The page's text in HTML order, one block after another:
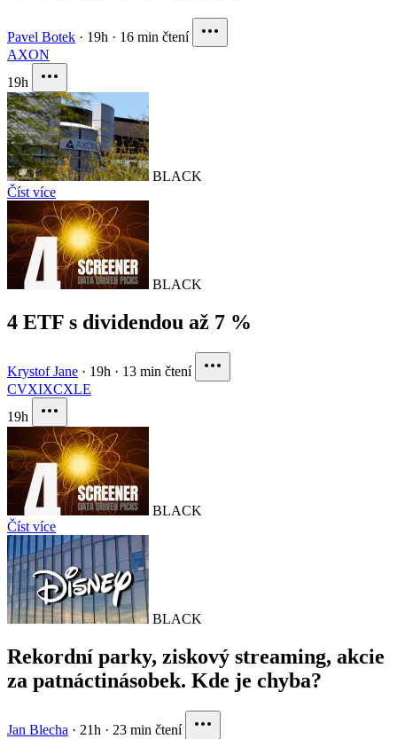
Pavel Botek · 19h · 16 min čtení
AXON
19h
BLACK
Číst více
BLACK
4 ETF s dividendou až 7 %
Krystof Jane · 19h · 13 min čtení
CVXIXCXLE
19h
BLACK
Číst více
BLACK
Rekordní parky, ziskový streaming, akcie
za patnáctinásobek. Kde je chyba?
Jan Blecha · 21h · 23 min čtení